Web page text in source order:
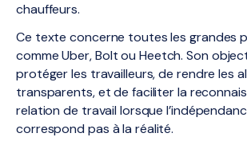
chauffeurs.
Ce texte concerne toutes les grandes
comme Uber, Bolt ou Heetch. Son
protéger les travailleurs, de rendre les
transparents, et de faciliter la
relation de travail lorsque
correspond pas à la réalité.